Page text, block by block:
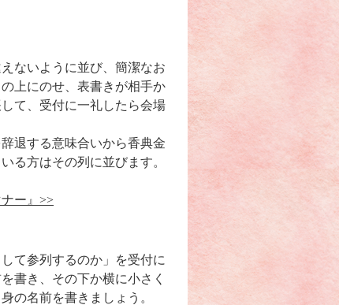
ないように並び、簡潔なお
上にのせ、表書きが相手か
て、受付に一礼したら会場
退する意味合いから香典金
る方はその列に並びます。
ー』>>
て参列するのか」を受付に
書き、その下か横に小さく
の名前を書きましょう。